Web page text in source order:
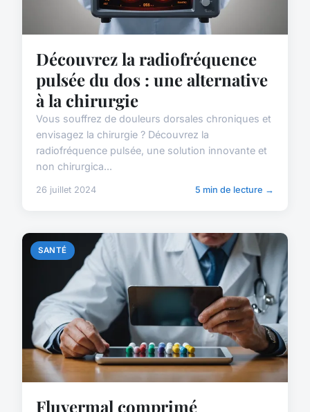
Découvrez la radiofréquence
pulsée du dos : une alternative
à la chirurgie
Vous souffrez de douleurs dorsales chroniques et
envisagez la chirurgie ? Découvrez la
radiofréquence pulsée, une solution innovante et
non chirurgica...
26 juillet 2024 5 min de lecture →
SANTÉ
Fluvermal comprimé